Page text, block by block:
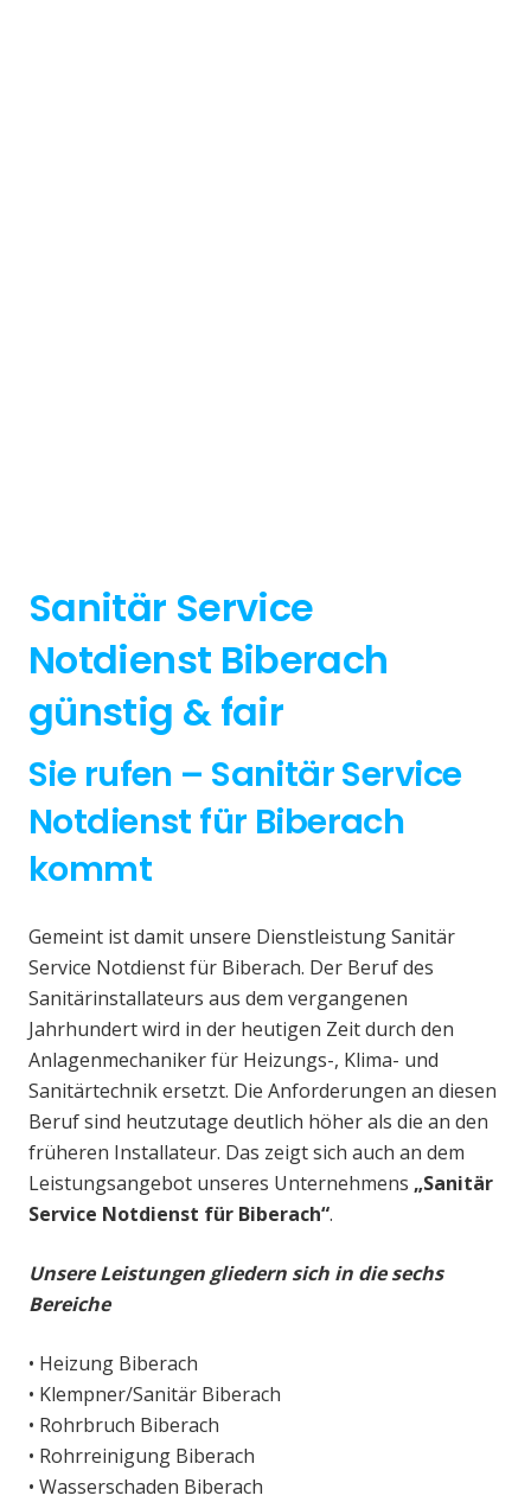
Sanitär Service
Notdienst Biberach
günstig & fair
Sie rufen – Sanitär Service
Notdienst für Biberach
kommt
Gemeint ist damit unsere Dienstleistung Sanitär
Service Notdienst für Biberach. Der Beruf des
Sanitärinstallateurs aus dem vergangenen
Jahrhundert wird in der heutigen Zeit durch den
Anlagenmechaniker für Heizungs-, Klima- und
Sanitärtechnik ersetzt. Die Anforderungen an diesen
Beruf sind heutzutage deutlich höher als die an den
früheren Installateur. Das zeigt sich auch an dem
Leistungsangebot unseres Unternehmens „Sanitär
Service Notdienst für Biberach“.
Unsere Leistungen gliedern sich in die sechs
Bereiche
• Heizung Biberach
• Klempner/Sanitär Biberach
• Rohrbruch Biberach
• Rohrreinigung Biberach
• Wasserschaden Biberach